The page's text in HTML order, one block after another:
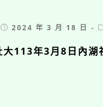
Post2024 年 3 月 18 日
大113年3月8日內湖